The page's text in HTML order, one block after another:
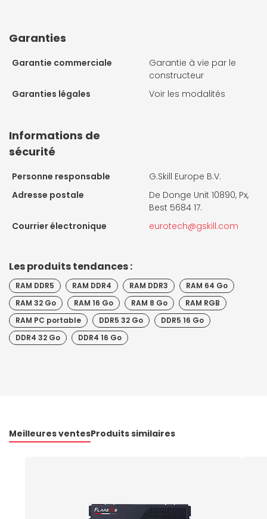
Garanties
Garantie commerciale
Garantie à vie par le
constructeur
Garanties légales
Voir les modalités
Informations de
sécurité
Personne responsable
G.Skill Europe B.V.
Adresse postale
De Donge Unit 10890, Px,
Best 5684 17.
Courrier électronique
eurotech@gskill.com
Les produits tendances :
RAM DDR5 RAM DDR4 RAM DDR3
RAM 64 Go
RAM 32 Go
RAM 16 Go RAM 8 Go
RAM RGB
RAM PC portable
DDR5 32 Go
DDR5 16 Go
DDR4 32 Go
DDR4 16 Go
Meilleures ventesProduits similaires